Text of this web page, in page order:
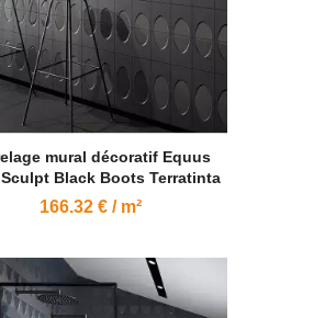
mural décoratif Equus
Black Boots Terratinta
166.32 € / m²